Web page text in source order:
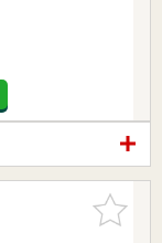
お気に入
りに追加